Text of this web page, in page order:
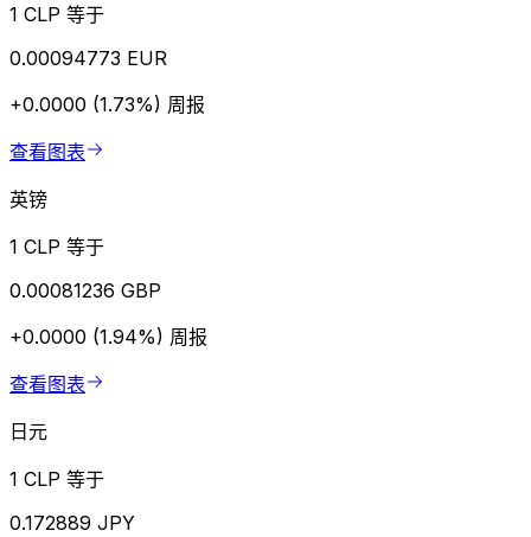
1 CLP 等于
0.00094773 EUR
+0.0000 (1.73%) 周报
查看图表
英镑
1 CLP 等于
0.00081236 GBP
+0.0000 (1.94%) 周报
查看图表
日元
1 CLP 等于
0.172889 JPY